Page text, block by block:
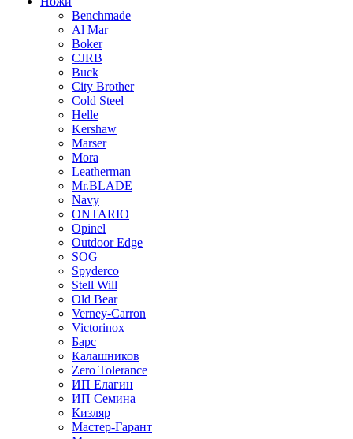
Benchmade
Al Mar
Boker
CJRB
Buck
City Brother
Cold Steel
Helle
Kershaw
Marser
Mora
Leatherman
Mr.BLADE
Navy
ONTARIO
Opinel
Outdoor Edge
SOG
Spyderco
Stell Will
Old Bear
Verney-Carron
Victorinox
Барс
Калашников
Zero Tolerance
ИП Елагин
ИП Семина
Кизляр
Мастер-Гарант